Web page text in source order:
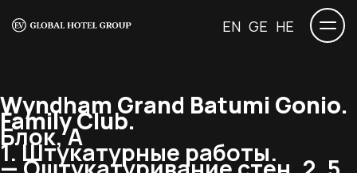
EN GE HE
Wyndham Grand Batumi Gonio.
Family Club.
Блок, А
1. Штукатурные работы.